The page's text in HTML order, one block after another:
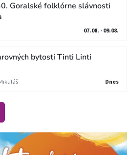
Goralské folklórne slávnosti
07.08. - 09.08.
bytostí Tinti Linti
Dnes